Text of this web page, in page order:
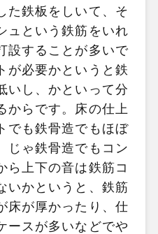
た鉄板をしいて、そ
ュという鉄筋をいれ
設することが多いで
が必要かというと鉄
いし、かといって分
からです。床の仕上
でも鉄骨造でもほぼ
じゃ鉄骨造でもコン
ら上下の音は鉄筋コ
いかというと、鉄筋
床が厚かったり、仕
ースが多いなどでや